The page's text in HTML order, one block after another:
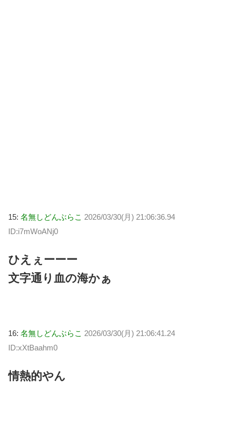
15: 名無しどんぶらこ 2026/03/30(月) 21:06:36.94
ID:i7mWoANj0
ひえぇーーー
文字通り血の海かぁ
16: 名無しどんぶらこ 2026/03/30(月) 21:06:41.24
ID:xXtBaahm0
情熱的やん